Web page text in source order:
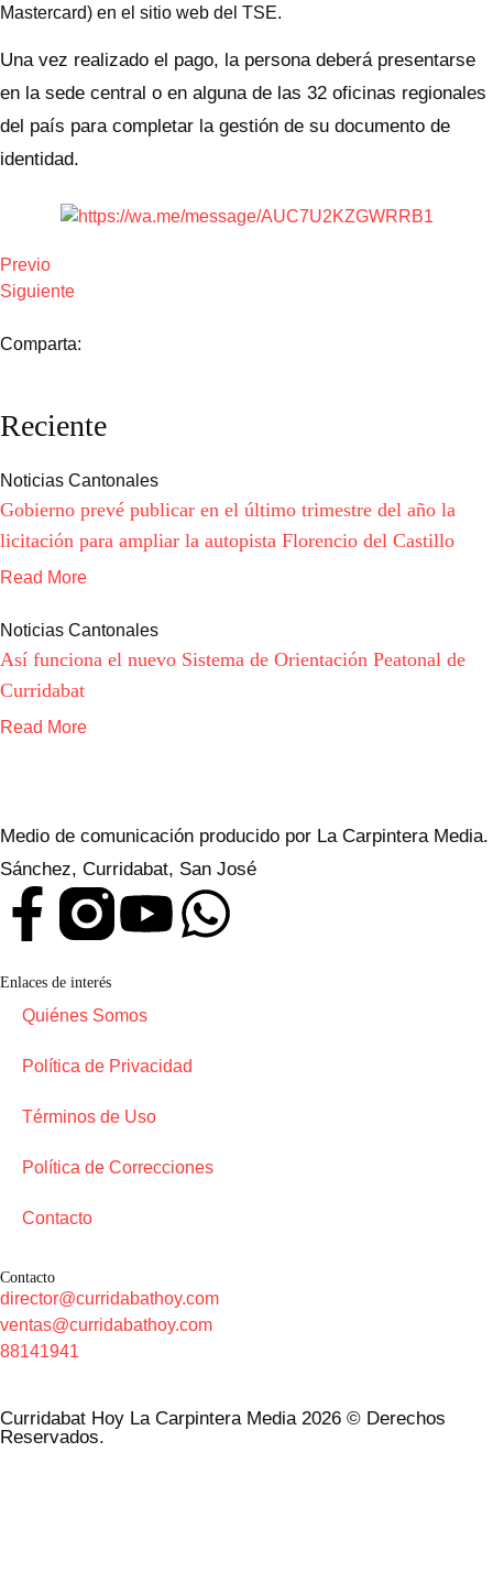
Mastercard) en el sitio web del TSE.
Una vez realizado el pago, la persona deberá presentarse
en la sede central o en alguna de las 32 oficinas regionales
del país para completar la gestión de su documento de
identidad.
Previo
Siguiente
Comparta:
Reciente
Noticias Cantonales
Gobierno prevé publicar en el último trimestre del año la
licitación para ampliar la autopista Florencio del Castillo
Read More
Noticias Cantonales
Así funciona el nuevo Sistema de Orientación Peatonal de
Curridabat
Read More
Medio de comunicación producido por La Carpintera Media.
Sánchez, Curridabat, San José
Enlaces de interés
Quiénes Somos
Política de Privacidad
Términos de Uso
Política de Correcciones
Contacto
Contacto
director@curridabathoy.com
ventas@curridabathoy.com
88141941
Curridabat Hoy La Carpintera Media 2026 © Derechos
Reservados.